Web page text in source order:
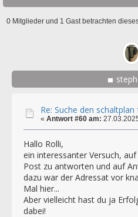
0 Mitglieder und 1 Gast betrachten
Re: Suche den
« Antwort #60 am:
Hallo Rolli,
ein interessanter Versuch,
Post zu antworten und auf
dazu war der Adressat vor
Mal hier...
Aber vielleicht hast du ja
dabei!